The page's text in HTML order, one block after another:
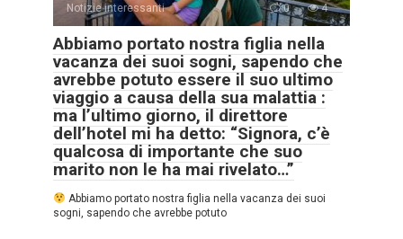
Notizie interessanti 0 4
Abbiamo portato nostra figlia nella
vacanza dei suoi sogni, sapendo che
avrebbe potuto essere il suo ultimo
viaggio a causa della sua malattia :
ma l’ultimo giorno, il direttore
dell’hotel mi ha detto: “Signora, c’è
qualcosa di importante che suo
marito non le ha mai rivelato…”
Abbiamo portato nostra figlia nella vacanza dei suoi
sogni, sapendo che avrebbe potuto